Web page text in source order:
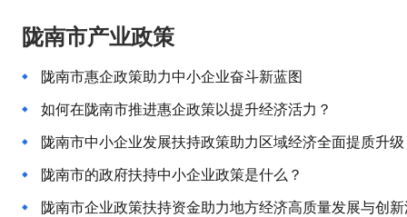
陇南市产业政策
陇南市惠企政策助力中小企业奋斗新蓝图
如何在陇南市推进惠企政策以提升经济活力？
陇南市中小企业发展扶持政策助力区域经济全面提质升级
陇南市的政府扶持中小企业政策是什么？
陇南市企业政策扶持资金助力地方经济高质量发展与创